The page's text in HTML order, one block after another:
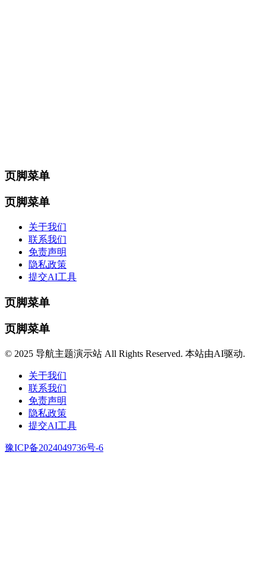
页脚菜单
页脚菜单
关于我们
联系我们
免责声明
隐私政策
提交AI工具
页脚菜单
页脚菜单
© 2025 导航主题演示站 All Rights Reserved. 本站由AI驱动.
关于我们
联系我们
免责声明
隐私政策
提交AI工具
豫ICP备2024049736号-6